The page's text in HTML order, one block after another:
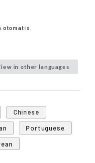
otomatis.
in other languages
Chinese
Portuguese